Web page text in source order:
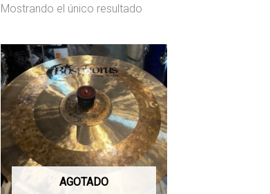
Mostrando el único resultado
AGOTADO